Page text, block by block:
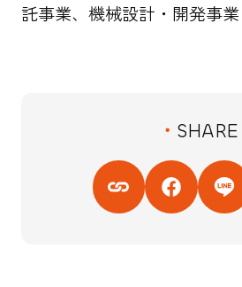
託事業、機械設計・開発事業
SHARE